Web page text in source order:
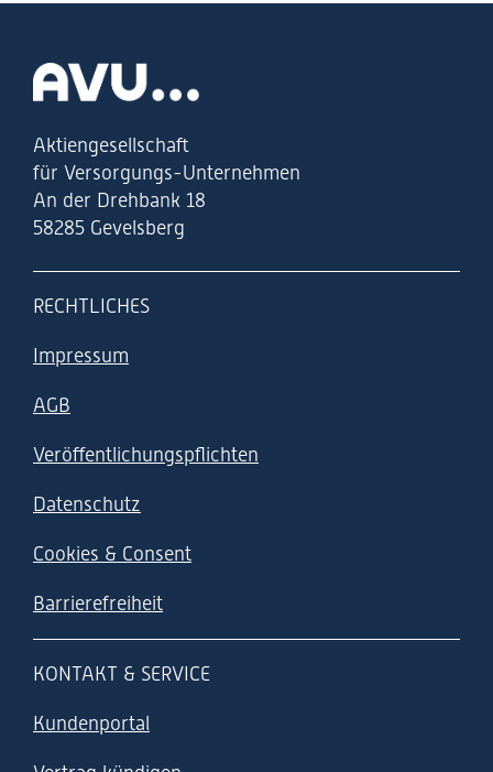
Zur Startseite
Aktiengesellschaft
für Versorgungs-Unternehmen
An der Drehbank 18
58285 Gevelsberg
RECHTLICHES
Impressum
AGB
Veröffentlichungspflichten
Datenschutz
Cookies & Consent
Barrierefreiheit
KONTAKT & SERVICE
Kundenportal